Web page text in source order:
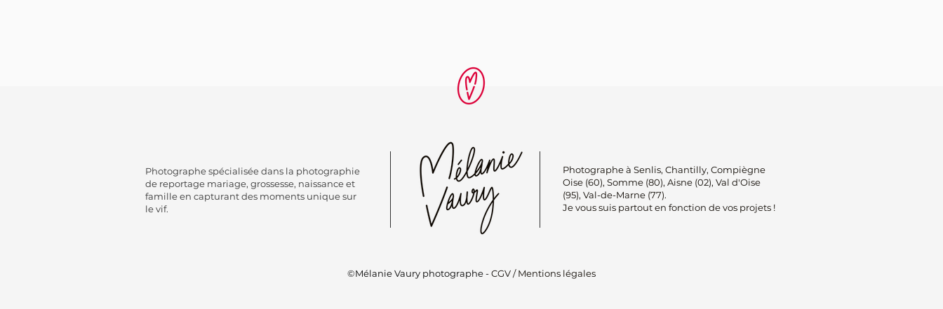
Photographe spécialisée dans la photographie
de reportage mariage, grossesse, naissance et
famille en capturant des moments unique sur
le vif.
Photographe à Senlis, Chantilly, Compiègne
Oise (60), Somme (80), Aisne (02), Val d'Oise
(95), Val-de-Marne (77).
Je vous suis partout en fonction de vos projets !
©Mélanie Vaury photographe -CGV / Mentions légales